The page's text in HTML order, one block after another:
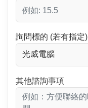
詢問標的 (若有指定)
其他諮詢事項